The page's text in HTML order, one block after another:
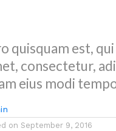
quisquam est,
consectetur,
eius modi
on September 9, 2016